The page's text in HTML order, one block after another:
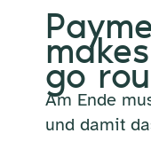
go
Am Ende
und damit